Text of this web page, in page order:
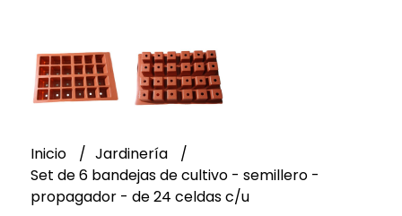
Inicio
Jardinería
Set de 6 bandejas de cultivo - semillero -
propagador - de 24 celdas c/u